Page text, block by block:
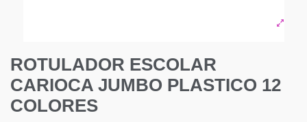
ROTULADOR ESCOLAR
CARIOCA JUMBO PLASTICO 12
COLORES